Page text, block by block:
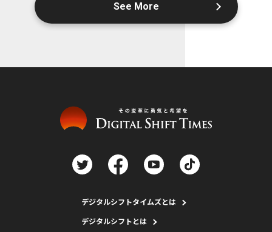
See More
デジタルシフトタイムズとは
デジタルシフトとは